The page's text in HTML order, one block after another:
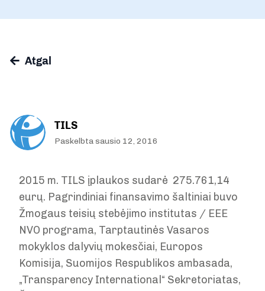
Atgal
TILS
Paskelbta sausio 12, 2016
2015 m. TILS įplaukos sudarė 275.761,14
eurų. Pagrindiniai finansavimo šaltiniai buvo
Žmogaus teisių stebėjimo institutas / EEE
NVO programa, Tarptautinės Vasaros
mokyklos dalyvių mokesčiai, Europos
Komisija, Suomijos Respublikos ambasada,
„Transparency International“ Sekretoriatas,